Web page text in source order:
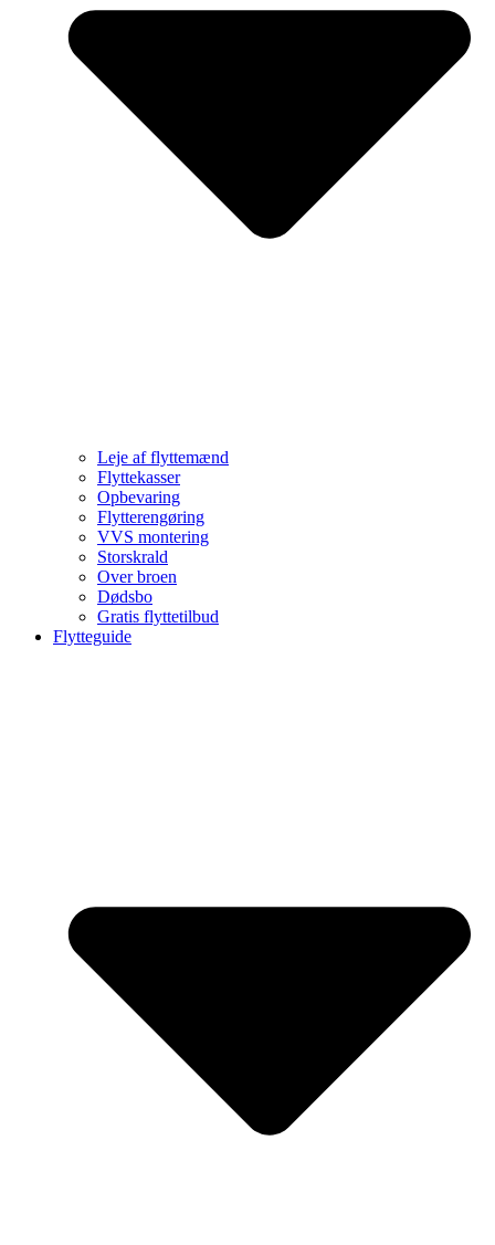
Leje af flyttemænd
Flyttekasser
Opbevaring
Flytterengøring
VVS montering
Storskrald
Over broen
Dødsbo
Gratis flyttetilbud
Flytteguide